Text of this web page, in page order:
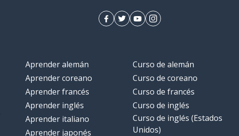
Aprender alemán
Aprender coreano
Aprender francés
Aprender inglés
Aprender italiano
Aprender japonés
Curso de alemán
Curso de coreano
Curso de francés
Curso de inglés
Curso de inglés (Estados
Unidos)